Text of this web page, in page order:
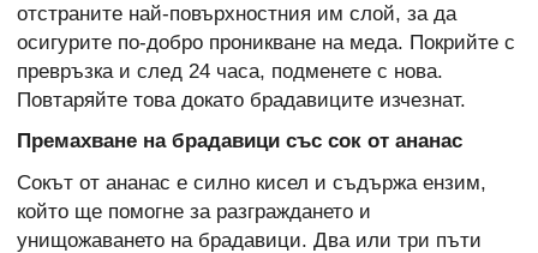
отстраните най-повърхностния им слой, за да
осигурите по-добро проникване на меда. Покрийте с
превръзка и след 24 часа, подменете с нова.
Повтаряйте това докато брадавиците изчезнат.
Премахване на брадавици със сок от ананас
Сокът от ананас е силно кисел и съдържа ензим,
който ще помогне за разграждането и
унищожаването на брадавици. Два или три пъти